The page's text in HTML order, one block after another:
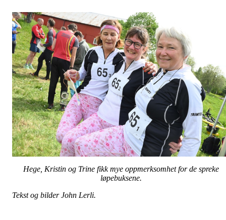
Hege, Kristin og Trine fikk mye oppmerksomhet for de spreke
løpebuksene.
Tekst og bilder John Lerli.